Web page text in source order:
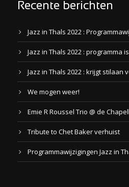
Recente berichten
Jazz in Thals 2022 :
Jazz in Thals 2022 : programma
Jazz in Thals 2022 : krijgt stilaan
We mogen weer!
Emie R Roussel Trio @ de
Tribute to Chet Baker verhuist
Programmawijzigingen Jazz in